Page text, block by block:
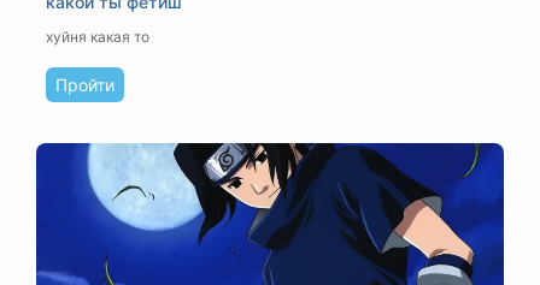
хуйня какая то
Пройти